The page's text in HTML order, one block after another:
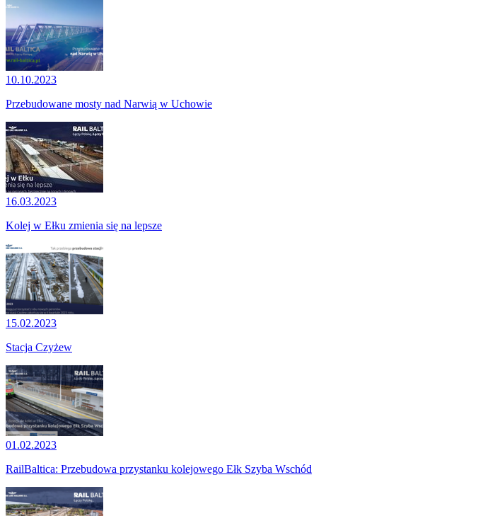
10.10.2023
Przebudowane mosty nad Narwią w Uchowie
16.03.2023
Kolej w Ełku zmienia się na lepsze
15.02.2023
Stacja Czyżew
01.02.2023
RailBaltica: Przebudowa przystanku kolejowego Ełk Szyba Wschód